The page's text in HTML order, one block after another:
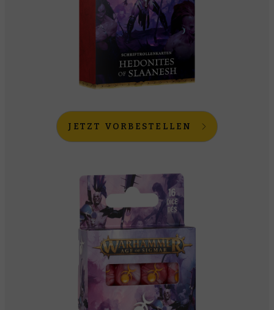
JETZT VORBESTELLEN